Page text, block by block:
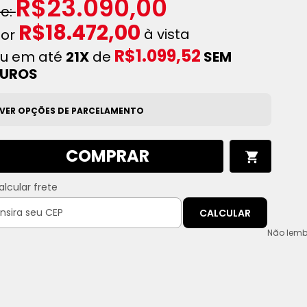
R$23.090,00
R$18.472,00 à vista
em até 21Xde R$1.099,52 SEM
OPÇÕES DE PARCELAMENTO
COMPRAR
frete
CALCULAR
Não